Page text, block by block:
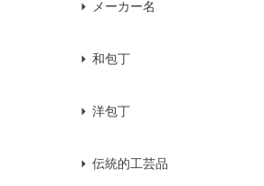
メーカー名
和包丁
洋包丁
伝統的工芸品